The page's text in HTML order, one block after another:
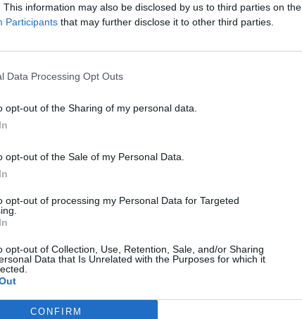
This information may also be disclosed by us to third parties on the
Participants that may further disclose it to other third parties.
Data Processing Opt Outs
opt-out of the Sharing of my personal data.
opt-out of the Sale of my Personal Data.
opt-out of processing my Personal Data for Targeted
opt-out of Collection, Use, Retention, Sale, and/or Sharing
Data that Is Unrelated with the Purposes for which it
CONFIRM
(fot. WILL OLIVER / PAP / EPA)
zwycięstwie 2:1 nad Brazylią.
akcji na stadionie Azteca.